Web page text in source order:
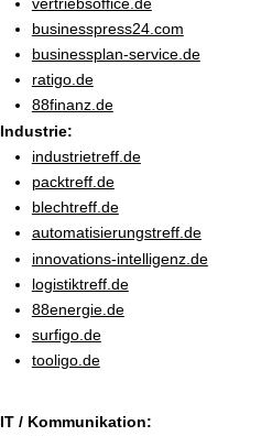
businesspress24.com
businessplan-service.de
ratigo.de
88finanz.de
Industrie:
industrietreff.de
packtreff.de
blechtreff.de
automatisierungstreff.de
innovations-intelligenz.de
logistiktreff.de
88energie.de
surfigo.de
tooligo.de
IT / Kommunikation: